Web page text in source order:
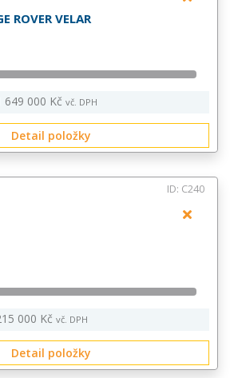
ROVER VELAR
649 000 Kč vč. DPH
Detail položky
ID: C240
000 Kč vč. DPH
Detail položky